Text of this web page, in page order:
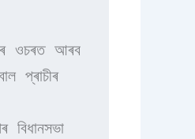
ওচৰত আৰব
প্ৰাচীৰ